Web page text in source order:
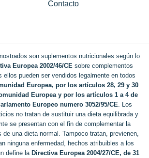
Contacto
son suplementos nutricionales según lo
Europea 2002/46/CE sobre complementos
ellos pueden ser vendidos legalmente en todos
Europea, por los artículos 28, 29 y 30
Europea y por los artículos 1 a 4 de
Europeo numero 3052/95/CE . Los
no tratan de sustituir una dieta equilibrada y
se presentan con el fin de complementar la
una dieta normal. Tampoco tratan, previenen,
ninguna enfermedad, hechos atribuibles a los
define la Directiva Europea 2004/27/CE, de 31